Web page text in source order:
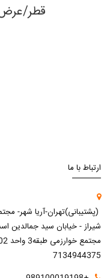
قطر/
ارتباط با ما
(پشتیبانی)تهران-آریا شهر-
7134944375